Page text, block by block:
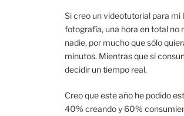
Si creo un videotutorial para mi
fotografía, una hora en total no
nadie, por mucho que sólo
minutos. Mientras que si
decidir un tiempo real.
Creo que este año he podido
40% creando y 60%